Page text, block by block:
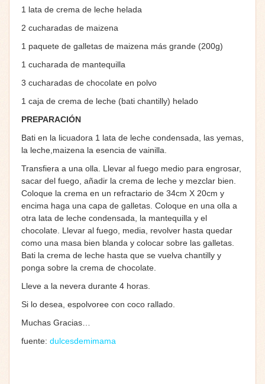
1 lata de crema de leche helada
2 cucharadas de maizena
1 paquete de galletas de maizena más grande (200g)
1 cucharada de mantequilla
3 cucharadas de chocolate en polvo
1 caja de crema de leche (bati chantilly) helado
PREPARACIÓN
Bati en la licuadora 1 lata de leche condensada, las yemas,
la leche,maizena la esencia de vainilla.
Transfiera a una olla. Llevar al fuego medio para engrosar,
sacar del fuego, añadir la crema de leche y mezclar bien.
Coloque la crema en un refractario de 34cm X 20cm y
encima haga una capa de galletas. Coloque en una olla a
otra lata de leche condensada, la mantequilla y el
chocolate. Llevar al fuego, media, revolver hasta quedar
como una masa bien blanda y colocar sobre las galletas.
Bati la crema de leche hasta que se vuelva chantilly y
ponga sobre la crema de chocolate.
Lleve a la nevera durante 4 horas.
Si lo desea, espolvoree con coco rallado.
Muchas Gracias…
fuente: dulcesdemimama